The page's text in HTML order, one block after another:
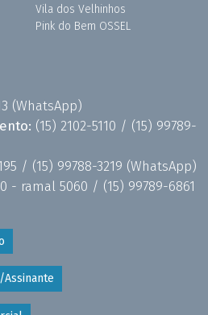
Vila dos Velhinhos
Pink do Bem OSSEL
(WhatsApp)
(15) 2102-5110 / (15) 99789-
/ (15) 99788-3219 (WhatsApp)
- ramal 5060 / (15) 99789-6861